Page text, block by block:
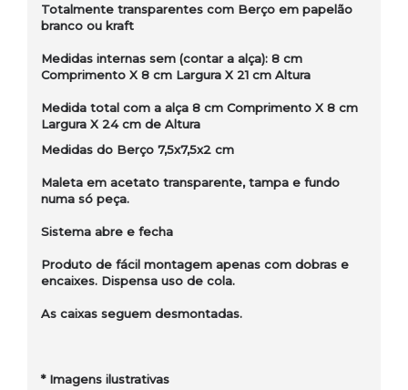
Totalmente transparentes com Berço em papelão
branco ou kraft
Medidas internas sem (contar a alça): 8 cm
Comprimento X 8 cm Largura X 21 cm Altura
Medida total com a alça 8 cm Comprimento X 8 cm
Largura X 24 cm de Altura
Medidas do Berço 7,5x7,5x2 cm
Maleta em acetato transparente, tampa e fundo
numa só peça.
Sistema abre e fecha
Produto de fácil montagem apenas com dobras e
encaixes. Dispensa uso de cola.
As caixas seguem desmontadas.
* Imagens ilustrativas